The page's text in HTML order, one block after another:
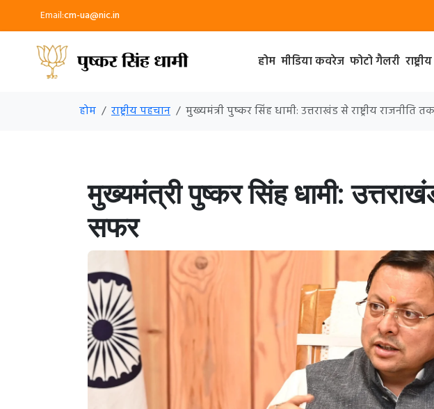
Email:cm-ua@nic.in
होम मीडिया कवरेज फोटो गैलरी
होम राष्ट्रीय पहचान मुख्यमंत्री पुष्कर सिंह धामी: उत्तराखंड से राष्ट्रीय राजनीति
मुख्यमंत्री पुष्कर सिंह धामी:
सफर